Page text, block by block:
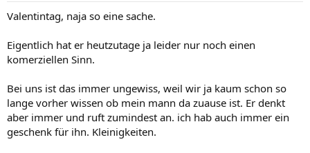
Valentintag, naja so eine sache.
Eigentlich hat er heutzutage ja leider nur noch einen
komerziellen Sinn.
Bei uns ist das immer ungewiss, weil wir ja kaum schon so
lange vorher wissen ob mein mann da zuause ist. Er denkt
aber immer und ruft zumindest an. ich hab auch immer ein
geschenk für ihn. Kleinigkeiten.